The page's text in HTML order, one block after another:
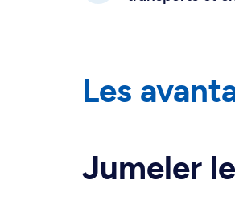
Les
Jumeler